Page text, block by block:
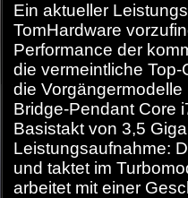
Ein aktueller
TomHardware
Performance der
die vermeintliche
die
Bridge-Pendant Core
Basistakt von 3,5
Leistungsaufnahme:
und taktet im
arbeitet mit einer